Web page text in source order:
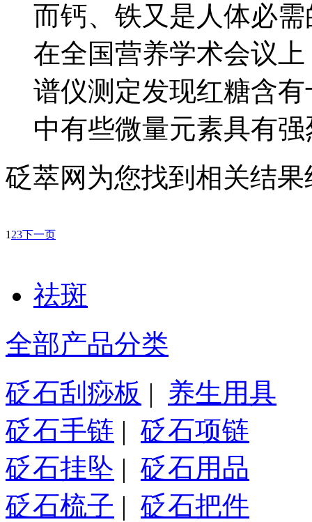
而钙、铁又是人体必
在全国营养学术会议
谱仪测定发现红糖含
中有些微量元素具有
砭萃网为您找到相关结果
1 23下一页
祛斑
全部产品分类
砭石刮痧板 | 养生用具
砭石手链 | 砭石项链
砭石挂坠 | 砭石用品
砭石梳子 | 砭石把件